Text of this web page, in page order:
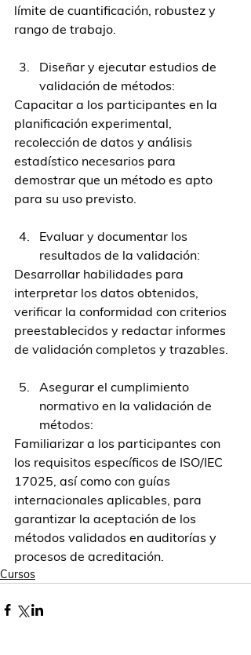
límite de cuantificación, robustez y
rango de trabajo.
Diseñar y ejecutar estudios de
validación de métodos:
Capacitar a los participantes en la
planificación experimental,
recolección de datos y análisis
estadístico necesarios para
demostrar que un método es apto
para su uso previsto.
Evaluar y documentar los
resultados de la validación:
Desarrollar habilidades para
interpretar los datos obtenidos,
verificar la conformidad con criterios
preestablecidos y redactar informes
de validación completos y trazables.
Asegurar el cumplimiento
normativo en la validación de
métodos:
Familiarizar a los participantes con
los requisitos específicos de ISO/IEC
17025, así como con guías
internacionales aplicables, para
garantizar la aceptación de los
métodos validados en auditorías y
procesos de acreditación.
Cursos